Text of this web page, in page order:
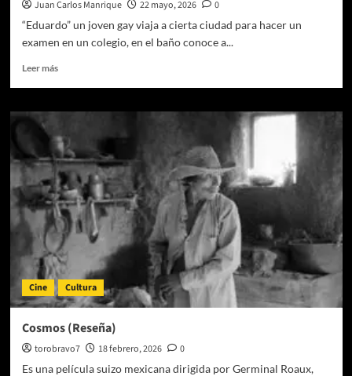
Juan Carlos Manrique 22 mayo, 2026
0
“Eduardo” un joven gay viaja a cierta ciudad para hacer un
examen en un colegio, en el baño conoce a...
Leer másLeer
El
de
las
primeras
veces:
Un
joven
aprovecha
la
oportunidad
para
durante
unas
vivir
desenfrenadamente
sin
Cine Cultura
Cosmos (Reseña)
torobravo7 18 febrero, 2026
0
Es una película suizo mexicana dirigida por Germinal Roaux,